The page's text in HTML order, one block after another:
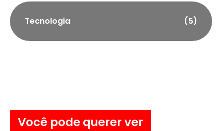
Tecnologia (5)
Você pode querer ver